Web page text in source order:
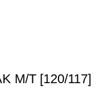
M/T [120/117]